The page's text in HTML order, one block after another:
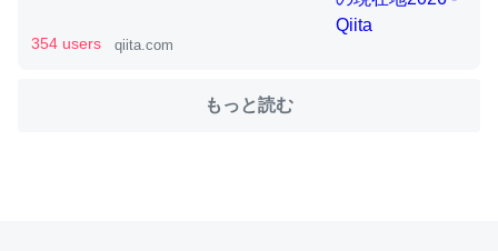
ちぼちRingも置こうかと画策中。あと、Googleマップで
位置情報を共有してる。電池残量や充電中かが分かるので
これ見て生きてるなって分かる。
コミュニケーションが劇的に変化した｜tayorini by LIFULL介護
354 users qiita.com
もっと読む